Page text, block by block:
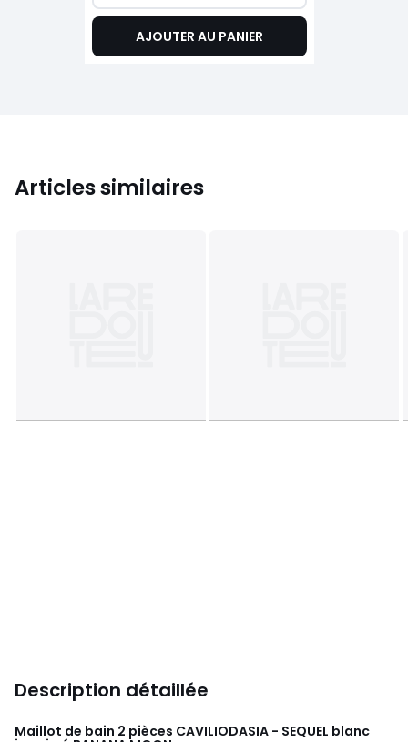
AJOUTER AU PANIER
Articles similaires
Description détaillée
Maillot de bain 2 pièces CAVILIODASIA - SEQUEL blanc